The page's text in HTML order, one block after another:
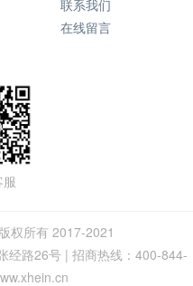
联系我们
在线留言
权所有 2017-2021
经路26号 | 招商热线：400-844-